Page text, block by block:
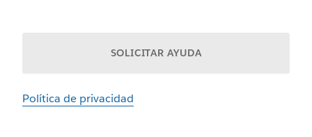
SOLICITAR AYUDA
Política de privacidad